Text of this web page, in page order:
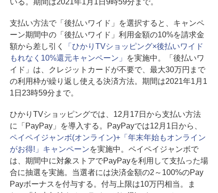
いる。期間は2021年1月1日9時59分まで。
支払い方法で「後払いワイド」を選択すると、キャンペ
ーン期間中の「後払いワイド」利用金額の10%を請求金
額から差し引く
「ひかりTVショッピング×後払いワイド
もれなく10%還元キャンペーン」
を実施中。「後払いワ
イド」は、クレジットカードが不要で、最大30万円まで
の利用枠が繰り返し使える決済方法。期間は2021年1月1
1日23時59分まで。
ひかりTVショッピングでは、12月17日から支払い方法
に「PayPay」を導入する。PayPayでは12月1日から、
ペイペイジャンボ(オンライン)+「年末年始もオンライン
がお得!」キャンペーンを実施中。ペイペイジャンボで
は、期間中に対象ストアでPayPayを利用して支払った場
合に抽選を実施。当選者には決済金額の2～100%のPay
Payボーナスを付与する。付与上限は10万円相当。ま